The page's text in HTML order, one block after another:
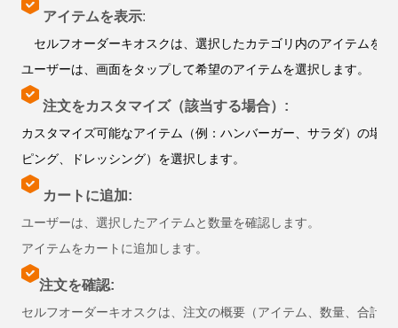
アイテムを表示:
セルフオーダーキオスクは、選択したカテゴリ内のアイテムを
ユーザーは、画面をタップして希望のアイテムを選択します。
注文をカスタマイズ（該当する場合）:
カスタマイズ可能なアイテム（例：ハンバーガー、サラダ）の場
ピング、ドレッシング）を選択します。
カートに追加:
ユーザーは、選択したアイテムと数量を確認します。
アイテムをカートに追加します。
注文を確認:
セルフオーダーキオスクは、注文の概要（アイテム、数量、合計